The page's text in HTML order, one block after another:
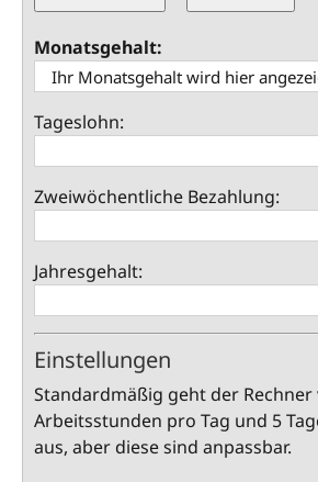
Monatsgehalt:
Tageslohn:
Zweiwöchentliche Bezahlung:
Jahresgehalt:
Einstellungen
Standardmäßig geht der Rechner
Arbeitsstunden pro Tag und 5
aus, aber diese sind anpassbar.